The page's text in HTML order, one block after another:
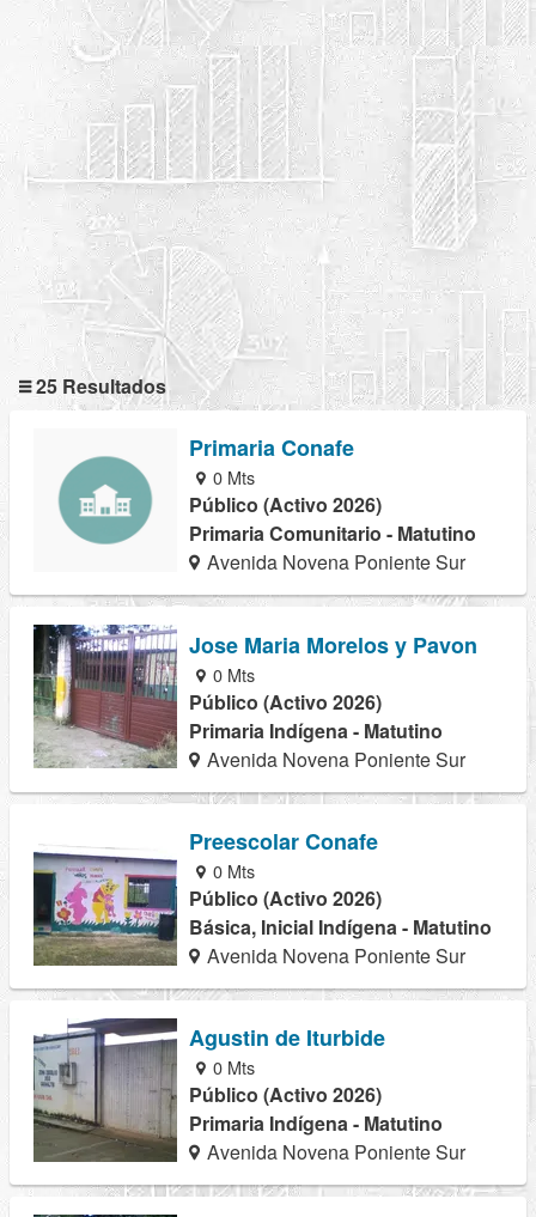
25 Resultados
Primaria Conafe
0 Mts
Público (Activo 2026)
Primaria Comunitario - Matutino
Avenida Novena Poniente Sur
Jose Maria Morelos y Pavon
0 Mts
Público (Activo 2026)
Primaria Indígena - Matutino
Avenida Novena Poniente Sur
Preescolar Conafe
0 Mts
Público (Activo 2026)
Básica, Inicial Indígena - Matutino
Avenida Novena Poniente Sur
Agustin de Iturbide
0 Mts
Público (Activo 2026)
Primaria Indígena - Matutino
Avenida Novena Poniente Sur